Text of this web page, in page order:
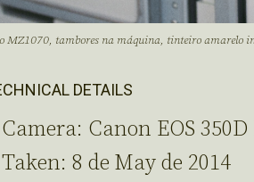
MZ1070, tambores na máquina, tinteiro amarelo
DETAILS
Camera: Canon EOS
Taken: 8 de May de 2014